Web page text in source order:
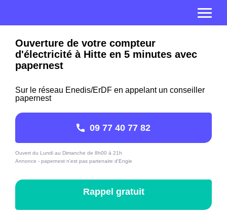
Ouverture de votre compteur
d'électricité à Hitte en 5 minutes avec
papernest
Sur le réseau Enedis/ErDF en appelant un conseiller
papernest
09 77 40 77 82
Ouvert du Lundi au Dimanche de 8h00 à 21h
Annonce - papernest n'est pas partenaire d'Engie
Rappel gratuit